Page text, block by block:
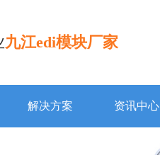
九江edi模块厂家
解决方案 资讯中心